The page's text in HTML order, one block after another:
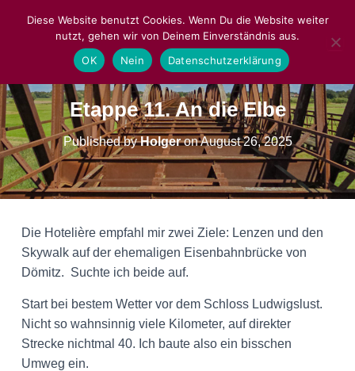
Etappe 11. An die Elbe
Published byHolgeronAugust 26, 2025
Die Hotelière empfahl mir zwei Ziele: Lenzen und den
Skywalk auf der ehemaligen Eisenbahnbrücke von
Dömitz. Suchte ich beide auf.
Start bei bestem Wetter vor dem Schloss Ludwigslust.
Nicht so wahnsinnig viele Kilometer, auf direkter
Strecke nichtmal 40. Ich baute also ein bisschen
Umweg ein.
Diese Website benutzt Cookies. Wenn Du die Website weiter
nutzt, gehen wir von Deinem Einverständnis aus.
OK
Nein Datenschutzerklärung